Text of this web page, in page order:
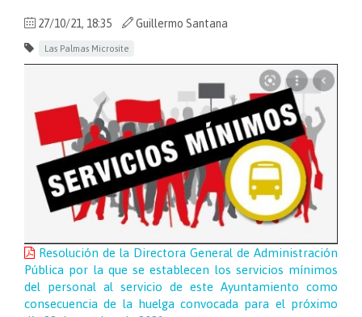
27/10/21, 18:35 Guillermo Santana
Las Palmas Microsite
Resolución de la Directora General de Administración
Pública por la que se establecen los servicios mínimos
del personal al servicio de este Ayuntamiento como
consecuencia de la huelga convocada para el próximo